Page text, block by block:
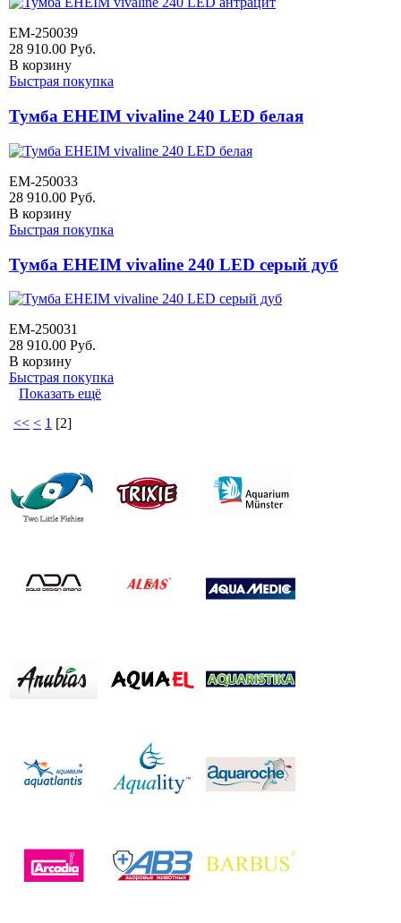
EM-250039
28 910.00 Руб.
В корзину
Быстрая покупка
Тумба EHEIM vivaline 240 LED белая
EM-250033
28 910.00 Руб.
В корзину
Быстрая покупка
Тумба EHEIM vivaline 240 LED серый дуб
EM-250031
28 910.00 Руб.
В корзину
Быстрая покупка
Показать ещё
<< < 1 [2]